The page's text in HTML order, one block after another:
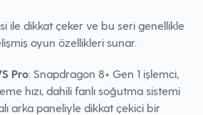
ile dikkat çeker ve bu seri genellikle
oyun özellikleri sunar.
Pro: Snapdragon 8+ Gen 1 işlemci,
hızı, dahili fanlı soğutma sistemi
arka paneliyle dikkat çekici bir